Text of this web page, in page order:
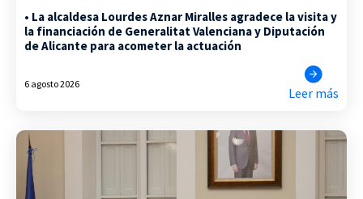
• La alcaldesa Lourdes Aznar Miralles agradece la visita y
la financiación de Generalitat Valenciana y Diputación
de Alicante para acometer la actuación
6 agosto 2026
Leer más